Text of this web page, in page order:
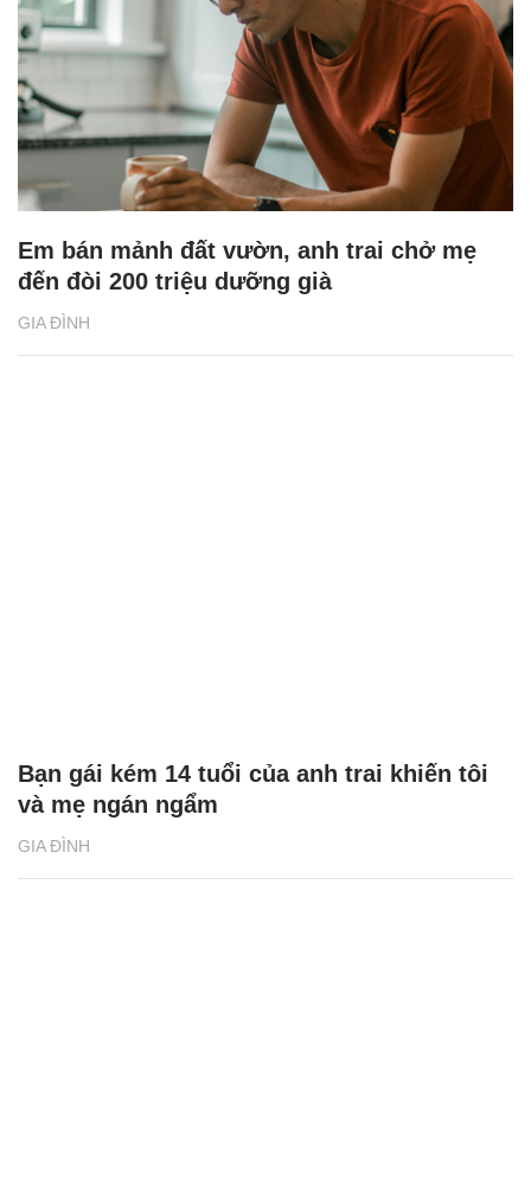
GIA ĐÌNH
Em bán mảnh đất vườn, anh trai chở mẹ
đến đòi 200 triệu dưỡng già
GIA ĐÌNH
Bạn gái kém 14 tuổi của anh trai khiến tôi
và mẹ ngán ngẩm